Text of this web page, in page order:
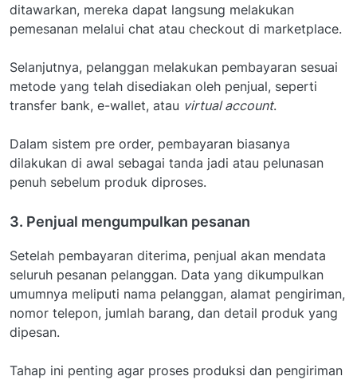
ditawarkan, mereka dapat langsung melakukan
pemesanan melalui chat atau checkout di marketplace.
Selanjutnya, pelanggan melakukan pembayaran sesuai
metode yang telah disediakan oleh penjual, seperti
transfer bank, e-wallet, atau virtual account.
Dalam sistem pre order, pembayaran biasanya
dilakukan di awal sebagai tanda jadi atau pelunasan
penuh sebelum produk diproses.
3. Penjual mengumpulkan pesanan
Setelah pembayaran diterima, penjual akan mendata
seluruh pesanan pelanggan. Data yang dikumpulkan
umumnya meliputi nama pelanggan, alamat pengiriman,
nomor telepon, jumlah barang, dan detail produk yang
dipesan.
Tahap ini penting agar proses produksi dan pengiriman